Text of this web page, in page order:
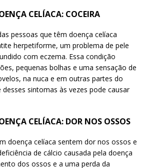
CELÍACA: COCEIRA
pessoas que têm doença celíaca
herpetiforme, um problema de pele
com eczema. Essa condição
pequenas bolhas e uma sensação de
na nuca e em outras partes do
sintomas às vezes pode causar
CELÍACA: DOR NOS OSSOS
doença celíaca sentem dor nos ossos e
de cálcio causada pela doença
dos ossos e a uma perda da